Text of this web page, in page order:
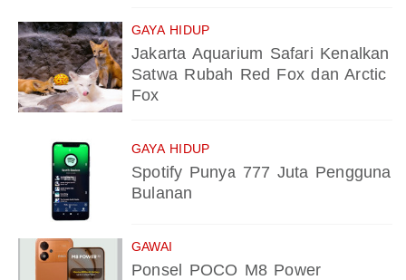
GAYA HIDUP
Jakarta Aquarium Safari Kenalkan
Satwa Rubah Red Fox dan Arctic
Fox
GAYA HIDUP
Spotify Punya 777 Juta Pengguna
Bulanan
GAWAI
Ponsel POCO M8 Power